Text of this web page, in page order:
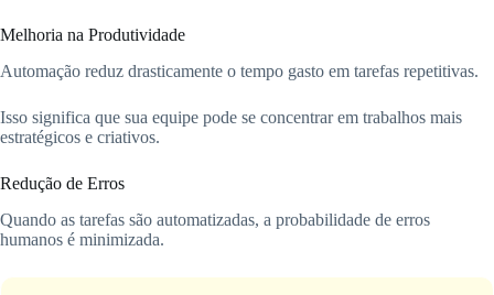
Melhoria na Produtividade
Automação reduz drasticamente o tempo gasto em tarefas repetitivas.
Isso significa que sua equipe pode se concentrar em trabalhos mais
estratégicos e criativos.
Redução de Erros
Quando as tarefas são automatizadas, a probabilidade de erros
humanos é minimizada.